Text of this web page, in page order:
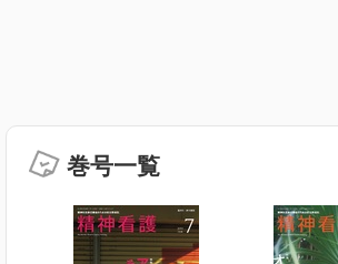
巻号一覧